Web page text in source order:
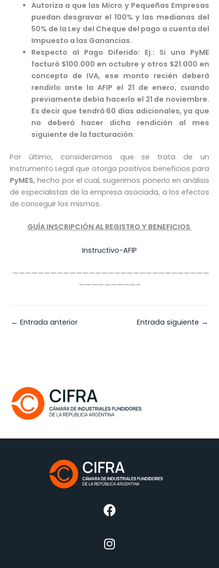
Autoriza a que las Micro y Pequeñas Empresas
puedan desgravar el 100% y las medianas del
50% de la Ley del Cheque del pago a cuenta del
Impuesto a las Ganancias.
Respecto al Pago Diferido: Ej.: Si una PyME
facturó $100.000 en octubre y otros $21.000 en
concepto de IVA, ese monto recién deberá
rendirlo ante la AFIP el 21 de enero, cuando
previamente debía hacerlo el 21 de noviembre.
Es decir que tendrá 60 días adicionales, ya que
no deberá hacer dicha rendición al mes
siguiente de la facturación.
Por último, consideramos que se trata de un
Instrumento Legal que otorga positivos beneficios para
PyMES, hecho por el cual, sugerimos ponerlo en análisis
de especialistas de la empresa asociada, a los efectos
de conseguir los mismos.
GUÍA INSCRIPCIÓN AL REGISTRO Y BENEFICIOS
Instructivo-AFIP
———————————————————————————————
—————————–
← Entrada anterior Entrada siguiente →